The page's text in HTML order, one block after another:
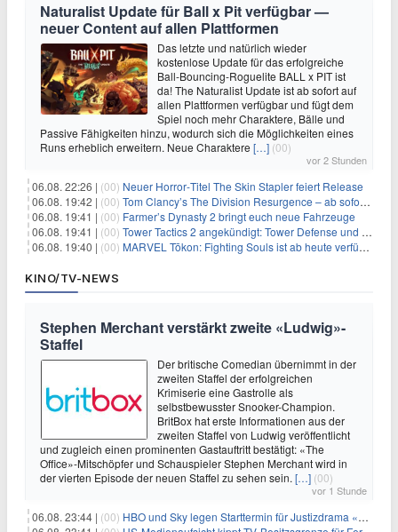
Naturalist Update für Ball x Pit verfügbar —
neuer Content auf allen Plattformen
Das letzte und natürlich wieder
kostenlose Update für das erfolgreiche
Ball-Bouncing-Roguelite BALL x PIT ist
da! The Naturalist Update ist ab sofort auf
allen Plattformen verfügbar und fügt dem
Spiel noch mehr Charaktere, Bälle und
Passive Fähigkeiten hinzu, wodurch sich die Möglichkeiten eines
Runs erheblich erweitern. Neue Charaktere […] (00)
vor 2 Stunden
06.08. 22:26 | (00) Neuer Horror‑Titel The Skin Stapler feiert Release
06.08. 19:42 | (00) Tom Clancy’s The Division Resurgence – ab sofort für euch verfügbar
06.08. 19:41 | (00) Farmer’s Dynasty 2 bringt euch neue Fahrzeuge
06.08. 19:41 | (00) Tower Tactics 2 angekündigt: Tower Defense und Deckbuilding Kombo kehrt zurück
06.08. 19:40 | (00) MARVEL Tōkon: Fighting Souls ist ab heute verfügbar
KINO/TV-NEWS
Stephen Merchant verstärkt zweite «Ludwig»-
Staffel
Der britische Comedian übernimmt in der
zweiten Staffel der erfolgreichen
Krimiserie eine Gastrolle als
selbstbewusster Snooker-Champion.
BritBox hat erste Informationen aus der
zweiten Staffel von Ludwig veröffentlicht
und zugleich einen prominenten Gastauftritt bestätigt: «The
Office»-Mitschöpfer und Schauspieler Stephen Merchant wird in
der vierten Episode der neuen Staffel zu sehen sein. […] (00)
vor 1 Stunde
06.08. 23:44 | (00) HBO und Sky legen Starttermin für Justizdrama «War» fest